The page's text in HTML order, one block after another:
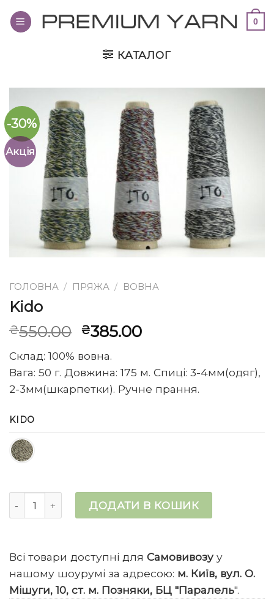
вміст
0
КАТАЛОГ
-30%
Акція
ГОЛОВНА / ПРЯЖА / ВОВНА
Kido
₴550.00 Оригінальна
₴550.00.
₴385.00Поточна
Склад: 100% вовна.
Вага: 50 г. Довжина: 175 м. Спиці: 3-4мм(одяг),
2-3мм(шкарпетки). Ручне прання.
KIDO
ДОДАТИ В КОШИК
Всі товари доступні для Самовивозуу
нашому шоурумі за адресою: м. Київ, вул. О.
Мішуги, 10, ст. м. Позняки, БЦ "Паралель".